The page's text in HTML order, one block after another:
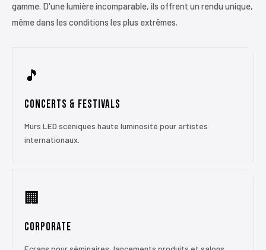
gamme. D'une lumière incomparable, ils offrent un rendu unique,
même dans les conditions les plus extrêmes.
🎵
Concerts & Festivals
Murs LED scéniques haute luminosité pour artistes
internationaux.
🏢
Corporate